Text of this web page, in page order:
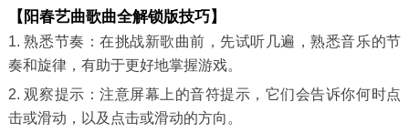
【阳春艺曲歌曲全解锁版技巧】
1. 熟悉节奏：在挑战新歌曲前，先试听几遍，熟悉音乐的节
奏和旋律，有助于更好地掌握游戏。
2. 观察提示：注意屏幕上的音符提示，它们会告诉你何时点
击或滑动，以及点击或滑动的方向。